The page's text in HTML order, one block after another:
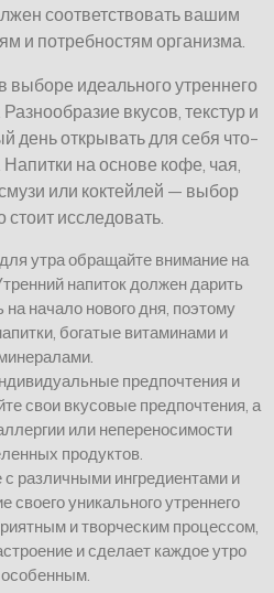
соответствовать вашим
и потребностям организма.
выборе идеального утреннего
вкусов, текстур и
день открывать для себя что-
на основе кофе, чая,
или коктейлей — выбор
стоит исследовать.
утра обращайте внимание на
напиток должен дарить
начало нового дня, поэтому
богатые витаминами и
предпочтения и
свои вкусовые предпочтения, а
или непереносимости
продуктов.
различными ингредиентами и
своего уникального утреннего
и творческим процессом,
и сделает каждое утро
особенным.